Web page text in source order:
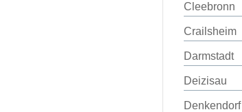
Cleebronn
Crailsheim
Darmstadt
Deizisau
Denkendorf